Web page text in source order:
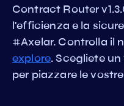
Contract Router
l'efficienza e la
#Axelar. Controlla il
explore. Scegliete
per piazzare le